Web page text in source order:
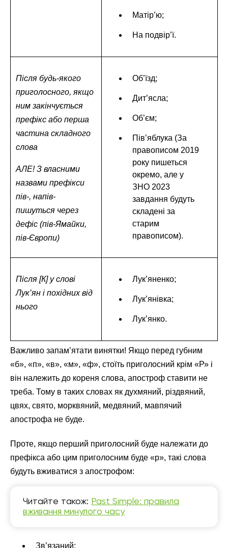
Матір’ю;
На подвір’ї.
Після будь-якого
приголосного, якщо
ним закінчується
префікс або перша
частина складного
слова
АЛЕ! З власними
назвами префікси
пів-, напів-
пишуться через
дефіс (пів-Ямайки,
пів-Європи)
Об’їзд;
Дит’ясла;
Об’єм;
Пів’яблука (За
правописом 2019
року пишеться
окремо, але у
ЗНО 2023
завдання будуть
складені за
старим
правописом).
Після [К] у слові
Лук’ян і похідних від
нього
Лук’яненко;
Лук’янівка;
Лук’янко.
Важливо запам’ятати винятки! Якщо перед губним
«б», «п», «в», «м», «ф», стоїть приголосний крім «Р» і
він належить до кореня слова, апостроф ставити не
треба. Тому в таких словах як духмяний, різдвяний,
цвях, свято, морквяний, медвяний, мавпячий
апострофа не буде.
Проте, якщо перший приголосний буде належати до
префікса або цим приголосним буде «р», такі слова
будуть вживатися з апострофом:
Читайте також: Past Simple: правила
вживання минулого часу
Зв’язаний;